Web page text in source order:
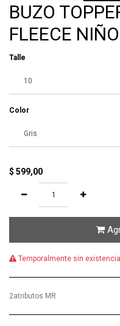
BUZO
FLEECE NIÑO
Talle
Color
$ 599,00
Temporalmente sin
2atributos MR